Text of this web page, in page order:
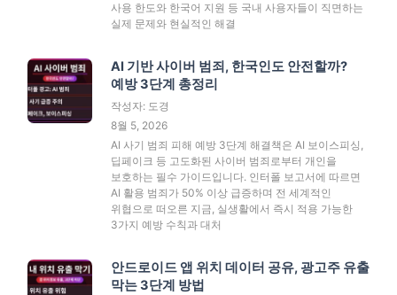
사용 한도와 한국어 지원 등 국내 사용자들이 직면하는
실제 문제와 현실적인 해결
AI 기반 사이버 범죄, 한국인도 안전할까?
예방 3단계 총정리
작성자: 도경
8월 5, 2026
AI 사기 범죄 피해 예방 3단계 해결책은 AI 보이스피싱,
딥페이크 등 고도화된 사이버 범죄로부터 개인을
보호하는 필수 가이드입니다. 인터폴 보고서에 따르면
AI 활용 범죄가 50% 이상 급증하며 전 세계적인
위협으로 떠오른 지금, 실생활에서 즉시 적용 가능한
3가지 예방 수칙과 대처
안드로이드 앱 위치 데이터 공유, 광고주 유출
막는 3단계 방법